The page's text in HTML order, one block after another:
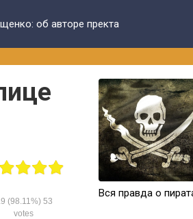
об авторе пректа
(98.11%) 53
votes
Вся правда о